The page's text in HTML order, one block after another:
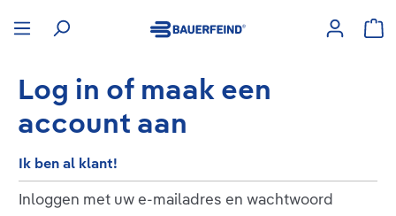
Log in of maak een
account aan
Ik ben al klant!
Inloggen met uw e-mailadres en wachtwoord